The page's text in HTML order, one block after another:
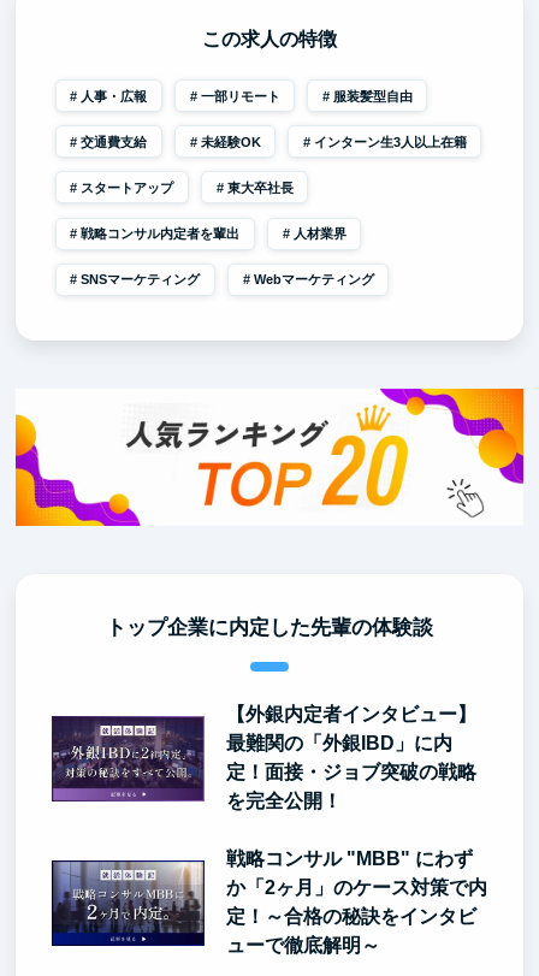
この求人の特徴
人事・広報 一部リモート 服装髪型自由
交通費支給 未経験OK インターン生3人以上在籍
スタートアップ 東大卒社長
戦略コンサル内定者を輩出 人材業界
SNSマーケティング Webマーケティング
トップ企業に内定した先輩の体験談
【外銀内定者インタビュー】
最難関の「外銀IBD」に内
定！面接・ジョブ突破の戦略
を完全公開！
戦略コンサル "MBB" にわず
か「2ヶ月」のケース対策で内
定！～合格の秘訣をインタビ
ューで徹底解明～